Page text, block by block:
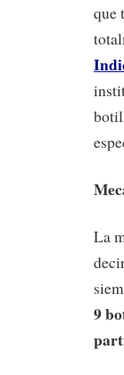
que
La
9